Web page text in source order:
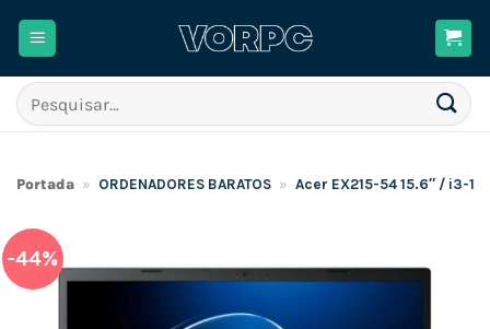
Pesquisar
por:
Portada » ORDENADORES BARATOS » Acer EX215-54 15.6″ / i3-
-44%